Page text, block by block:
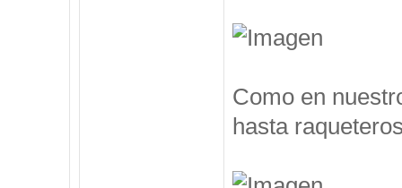
Como en
hasta